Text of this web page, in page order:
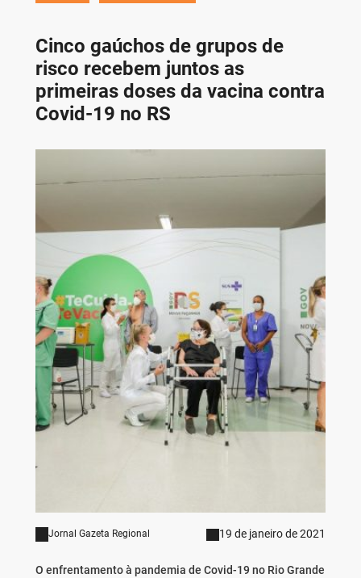
Cinco gaúchos de grupos de
risco recebem juntos as
primeiras doses da vacina contra
Covid-19 no RS
Jornal Gazeta Regional 19 de janeiro de 2021
O enfrentamento à pandemia de Covid-19 no Rio Grande